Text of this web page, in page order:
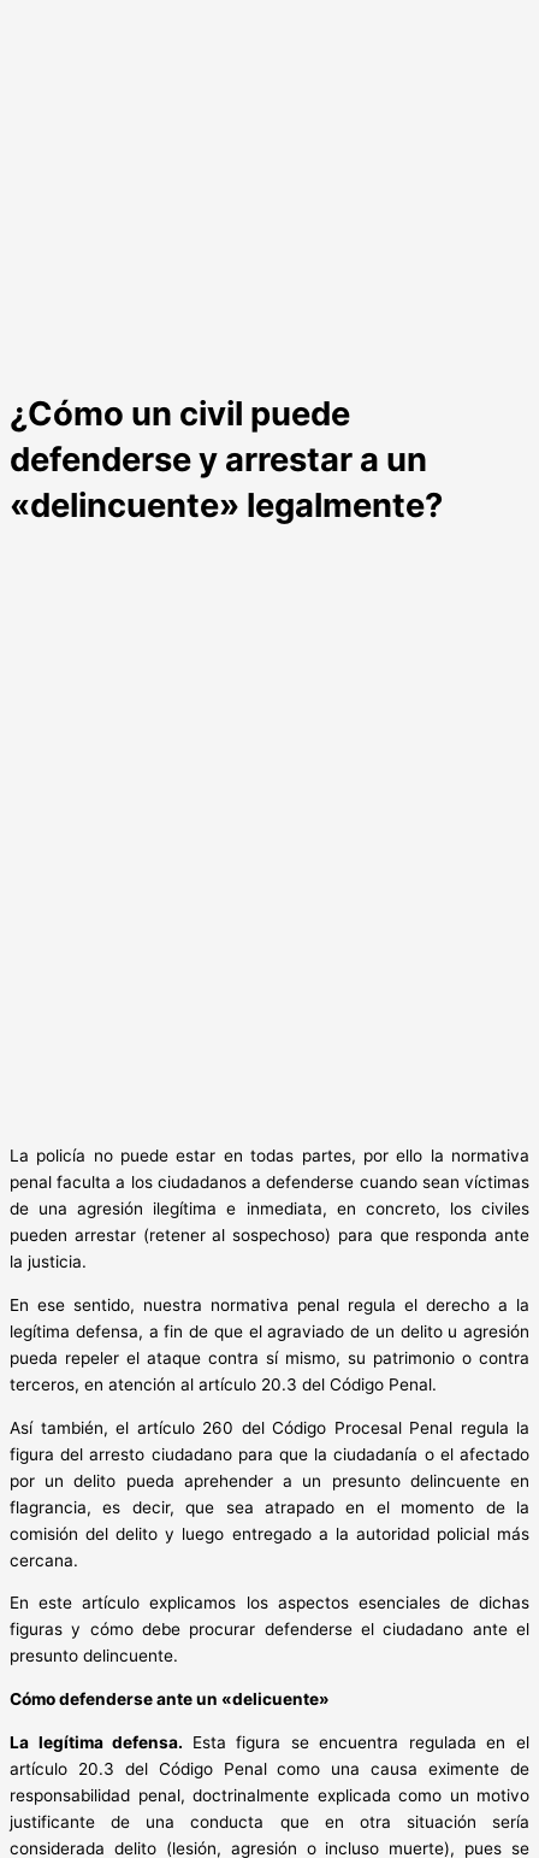
¿Cómo un civil puede
defenderse y arrestar a un
«delincuente» legalmente?
La policía no puede estar en todas partes, por ello la normativa
penal faculta a los ciudadanos a defenderse cuando sean víctimas
de una agresión ilegítima e inmediata, en concreto, los civiles
pueden arrestar (retener al sospechoso) para que responda ante
la justicia.
En ese sentido, nuestra normativa penal regula el derecho a la
legítima defensa, a fin de que el agraviado de un delito u agresión
pueda repeler el ataque contra sí mismo, su patrimonio o contra
terceros, en atención al artículo 20.3 del Código Penal.
Así también, el artículo 260 del Código Procesal Penal regula la
figura del arresto ciudadano para que la ciudadanía o el afectado
por un delito pueda aprehender a un presunto delincuente en
flagrancia, es decir, que sea atrapado en el momento de la
comisión del delito y luego entregado a la autoridad policial más
cercana.
En este artículo explicamos los aspectos esenciales de dichas
figuras y cómo debe procurar defenderse el ciudadano ante el
presunto delincuente.
Cómo defenderse ante un «delicuente»
La legítima defensa. Esta figura se encuentra regulada en el
artículo 20.3 del Código Penal como una causa eximente de
responsabilidad penal, doctrinalmente explicada como un motivo
justificante de una conducta que en otra situación sería
considerada delito (lesión, agresión o incluso muerte), pues se